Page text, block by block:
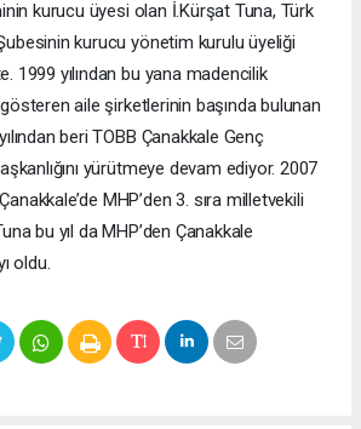
kurucu üyesi olan İ.Kürşat Tuna, Türk
kurucu yönetim kurulu üyeliği
1999 yılından bu yana madencilik
aile şirketlerinin başında bulunan
beri TOBB Çanakkale Genç
yürütmeye devam ediyor. 2007
MHP’den 3. sıra milletvekili
bu yıl da MHP’den Çanakkale
oldu.